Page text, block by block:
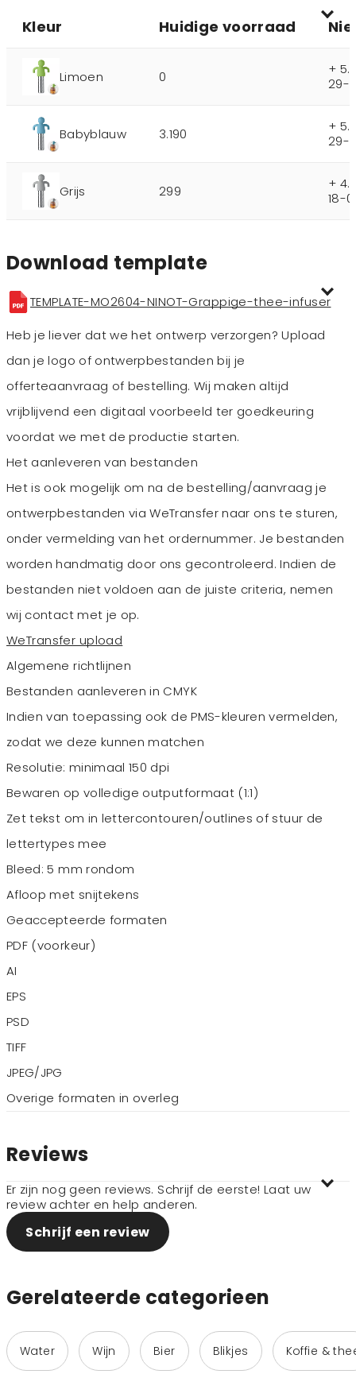
Kleur Huidige voorraad
Limoen 0
+
29-
Babyblauw 3.190
+
29-
Grijs 299
+
18-
Download template
TEMPLATE-MO2604-NINOT-Grappige-thee-infuser
Heb je liever dat we het ontwerp verzorgen? Upload
dan je logo of ontwerpbestanden bij je
offerteaanvraag of bestelling. Wij maken altijd
vrijblijvend een digitaal voorbeeld ter goedkeuring
voordat we met de productie starten.
Het aanleveren van bestanden
Het is ook mogelijk om na de bestelling/aanvraag je
ontwerpbestanden via WeTransfer naar ons te sturen,
onder vermelding van het ordernummer. Je bestanden
worden handmatig door ons gecontroleerd. Indien de
bestanden niet voldoen aan de juiste criteria, nemen
wij contact met je op.
WeTransfer upload
Algemene richtlijnen
Bestanden aanleveren in CMYK
Indien van toepassing ook de PMS-kleuren vermelden,
zodat we deze kunnen matchen
Resolutie: minimaal 150 dpi
Bewaren op volledige outputformaat (1:1)
Zet tekst om in lettercontouren/outlines of stuur de
lettertypes mee
Bleed: 5 mm rondom
Afloop met snijtekens
Geaccepteerde formaten
PDF (voorkeur)
AI
EPS
PSD
TIFF
JPEG/JPG
Overige formaten in overleg
Reviews
Er zijn nog geen reviews. Schrijf de eerste! Laat uw
review achter en help anderen.
Schrijf een review
Gerelateerde categorieen
Water Wijn Bier Blikjes Koffie &